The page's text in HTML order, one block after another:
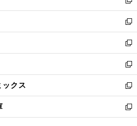
開
く
ウ
で
開
く
ン
ド
ウ
で
開
く
ウ
ィ
ン
ド
ウ
で
開
く
新
し
い
ウ
ィ
ン
ド
ウ
で
開
く
新
し
い
ウ
ィ
ン
ド
ウ
で
開
新
し
い
ウ
ィ
ン
ド
ウ
新
し
い
ウ
ィ
ン
ックス
新
し
い
ウ
新
し